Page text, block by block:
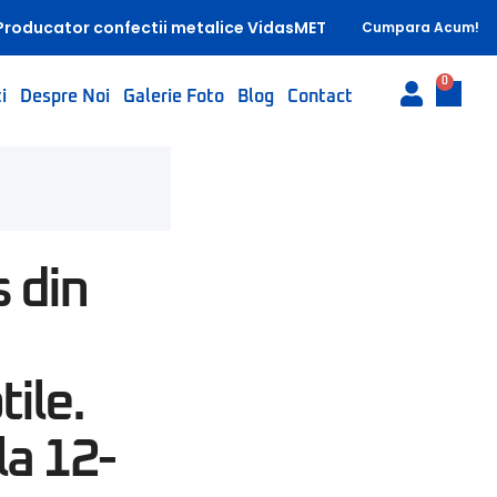
confectii metalice VidasMET Cumpara Acum!
Despre Noi Galerie Foto Blog Contact
0
din
12-